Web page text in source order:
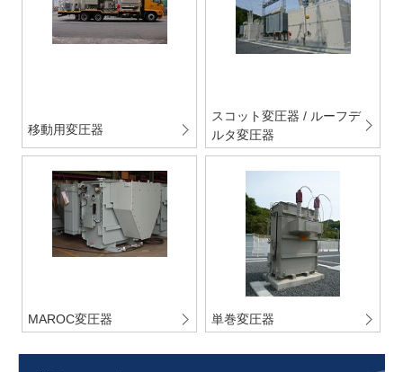
移動用変圧器
スコット変圧器 / ルーフデ
ルタ変圧器
MAROC変圧器 単巻変圧器